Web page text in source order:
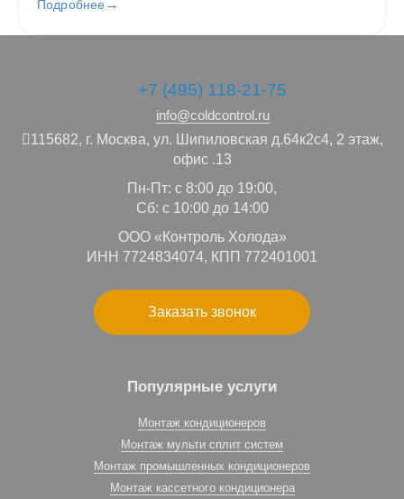
Подробнее
+7 (495) 118-21-75
info@coldcontrol.ru
115682, г. Москва, ул. Шипиловская д.64к2с4, 2 этаж,
офис .13
Пн-Пт: с 8:00 до 19:00,
Сб: с 10:00 до 14:00
ООО «Контроль Холода»
ИНН 7724834074, КПП 772401001
Заказать звонок
Популярные услуги
Монтаж кондиционеров
Монтаж мульти сплит систем
Монтаж промышленных кондиционеров
Монтаж кассетного кондиционера